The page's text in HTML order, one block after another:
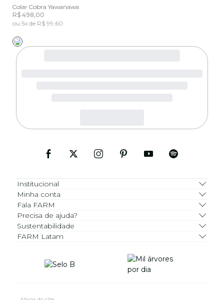
Colar Cobra Yawanawa
R$ 498,00
ou 5x de R$ 99,60
Institucional
Minha conta
Fala FARM
Precisa de ajuda?
Sustentabilidade
FARM Latam